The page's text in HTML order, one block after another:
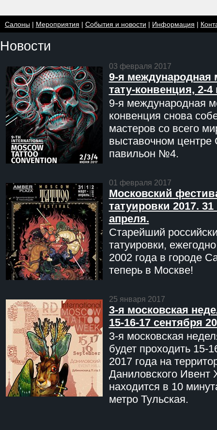
Салоны| Мероприятия | События и новости | Информация |
Новости
03 февраля 2017
9-я международная
тату-конвенция, 2-
9-я международная
конвенция снова
мастеров со всего
выставочном центре
павильон №4.
01 февраля 2017
Московский
татуировки 2017. 31
апреля.
Старейший
татуировки,
2002 года в городе
теперь в Москве!
25 января 2017
3-я московская
15-16-17 сентября
3-я московская
будет проходить 15-
2017 года на
Даниловского Ивент
находится в 10
метро Тульская.